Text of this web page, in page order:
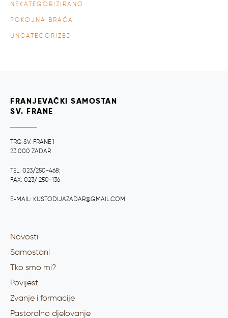
NEKATEGORIZIRANO
POKOJNA BRAĆA
UNCATEGORIZED
FRANJEVAČKI SAMOSTAN
SV. FRANE
TRG SV. FRANE 1
23 000 ZADAR
TEL. 023/250-468;
FAX: 023/ 250-136
E-MAIL: KUSTODIJAZADAR@GMAIL.COM
Novosti
Samostani
Tko smo mi?
Povijest
Zvanje i formacije
Pastoralno djelovanje